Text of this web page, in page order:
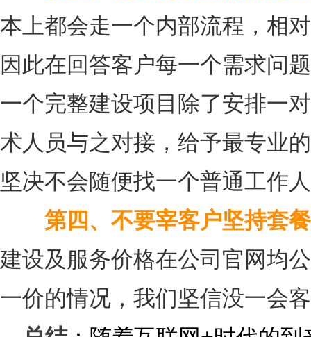
本上都会走一个内部流程，相
因此在回答客户每一个需求问
一个完整建设项目除了安排一
术人员与之对接，给予最专业
坚决不会随便找一个普通工作
第四、不要宰客户坚持套
建设及服务价格在公司官网均
一价的情况，我们坚信没一会